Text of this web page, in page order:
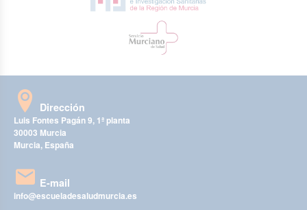
Dirección
Luis Fontes Pagán 9, 1ª planta
30003 Murcia
Murcia, España
E-mail
info@escueladesaludmurcia.es